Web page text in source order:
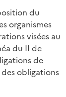
du
organismes
visées au
du II de
de
obligations